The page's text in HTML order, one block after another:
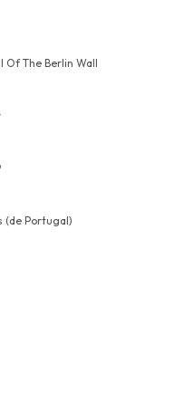
Of The Berlin Wall
(de Portugal)